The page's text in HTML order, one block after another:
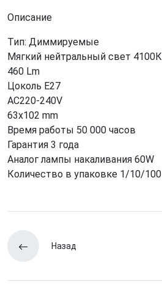
Описание
Тип: Диммируемые
Мягкий нейтральный свет 4100К
460 Lm
Цоколь Е27
AC220-240V
63x102 mm
Время работы 50 000 часов
Гарантия 3 года
Аналог лампы накаливания 60W
Количество в упаковке 1/10/100
Назад